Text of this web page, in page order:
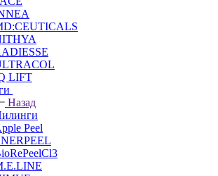
LIFT
Назад
Peel